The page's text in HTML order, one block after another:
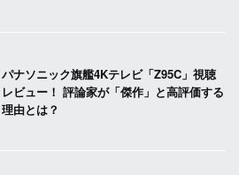
パナソニック旗艦4Kテレビ「Z95C」視聴
レビュー！ 評論家が「傑作」と高評価する
理由とは？